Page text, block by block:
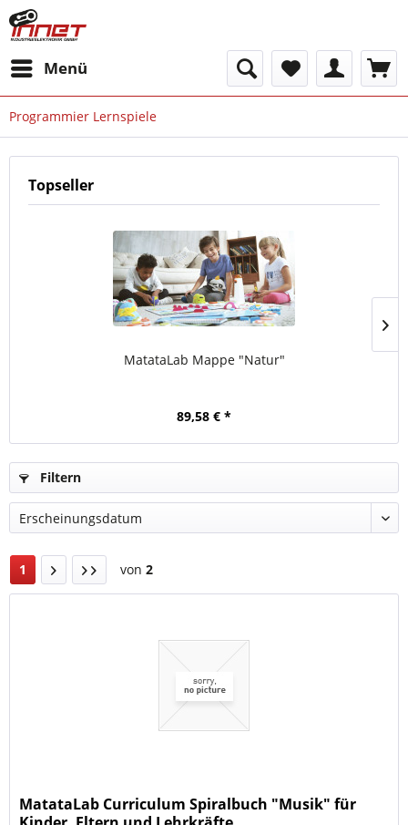
Menü
Programmier Lernspiele
Topseller
MatataLab Mappe "Natur"
89,58 € *
Filtern
1 von 2
MatataLab Curriculum Spiralbuch "Musik" für